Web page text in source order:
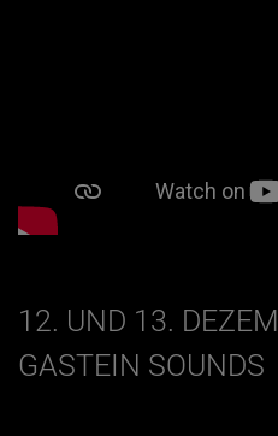
12. UND 13.
GASTEIN SOUNDS